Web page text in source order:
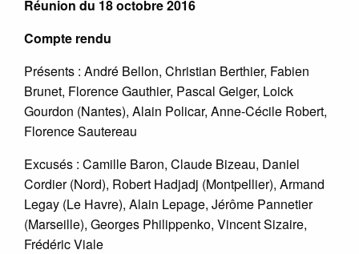
Réunion du 18 octobre 2016
Compte rendu
Présents : André Bellon, Christian Berthier, Fabien
Brunet, Florence Gauthier, Pascal Geiger, Loick
Gourdon (Nantes), Alain Policar, Anne-Cécile Robert,
Florence Sautereau
Excusés : Camille Baron, Claude Bizeau, Daniel
Cordier (Nord), Robert Hadjadj (Montpellier), Armand
Legay (Le Havre), Alain Lepage, Jérôme Pannetier
(Marseille), Georges Philippenko, Vincent Sizaire,
Frédéric Viale